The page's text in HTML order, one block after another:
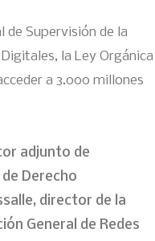
de Supervisión de la
la Ley Orgánica
a 3.000 millones
adjunto de
Derecho
director de la
General de Redes